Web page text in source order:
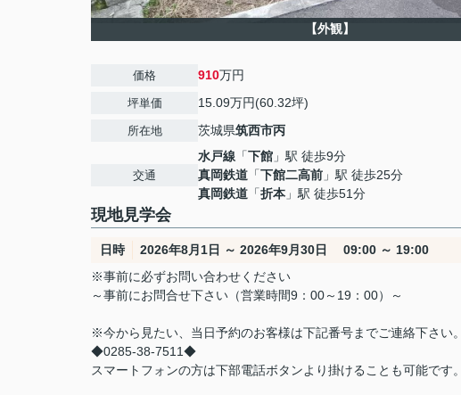
【外観】
価格 910万円
坪単価 15.09万円(60.32坪)
所在地 茨城県筑西市丙
交通
水戸線 「下館 」駅 徒歩9分
真岡鉄道 「下館二高前 」駅 徒歩25分
真岡鉄道 「折本 」駅 徒歩51分
現地見学会
日時
2026年8月1日 ～ 2026年9月30日 09:00 ～ 19:00
※事前に必ずお問い合わせください
～事前にお問合せ下さい（営業時間9：00～19：00）～
※今から見たい、当日予約のお客様は下記番号までご連絡下さい。
◆0285-38-7511◆
スマートフォンの方は下部電話ボタンより掛けることも可能です。